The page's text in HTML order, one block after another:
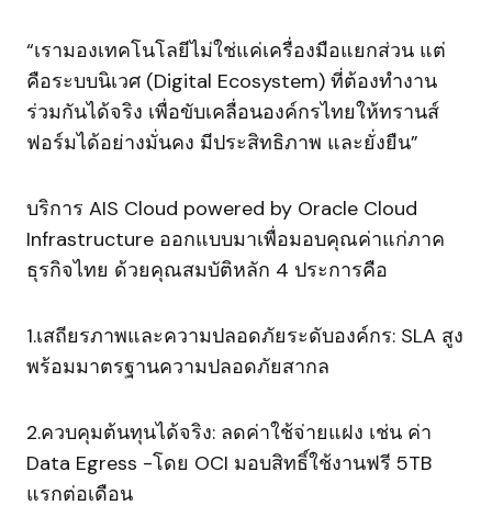
“เรามองเทคโนโลยีไม่ใช่แค่เครื่องมือแยกส่วน แต่
คือระบบนิเวศ (Digital Ecosystem) ที่ต้องทำงาน
ร่วมกันได้จริง เพื่อขับเคลื่อนองค์กรไทยให้ทรานส์
ฟอร์มได้อย่างมั่นคง มีประสิทธิภาพ และยั่งยืน”
บริการ AIS Cloud powered by Oracle Cloud
Infrastructure ออกแบบมาเพื่อมอบคุณค่าแก่ภาค
ธุรกิจไทย ด้วยคุณสมบัติหลัก 4 ประการคือ
1.เสถียรภาพและความปลอดภัยระดับองค์กร: SLA สูง
พร้อมมาตรฐานความปลอดภัยสากล
2.ควบคุมต้นทุนได้จริง: ลดค่าใช้จ่ายแฝง เช่น ค่า
Data Egress -โดย OCI มอบสิทธิ์ใช้งานฟรี 5TB
แรกต่อเดือน